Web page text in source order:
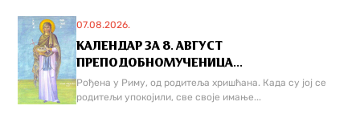
07.08.2026.
КАЛЕНДАР ЗА 8. АВГУСТ
ПРЕПОДОБНОМУЧЕНИЦА...
Рођена у Риму, од родитеља хришћана. Када су јој се
родитељи упокојили, све своје имање...